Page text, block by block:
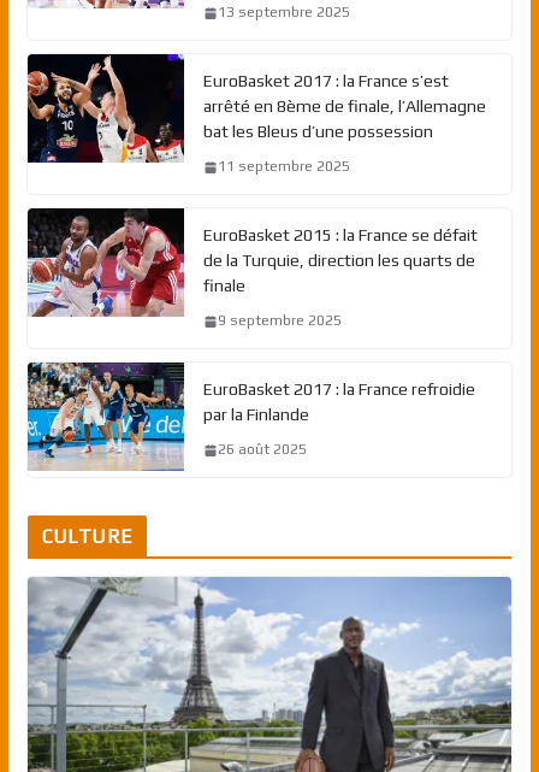
13 septembre 2025
EuroBasket 2017 : la France s’est
arrêté en 8ème de finale, l’Allemagne
bat les Bleus d’une possession
11 septembre 2025
EuroBasket 2015 : la France se défait
de la Turquie, direction les quarts de
finale
9 septembre 2025
EuroBasket 2017 : la France refroidie
par la Finlande
26 août 2025
CULTURE